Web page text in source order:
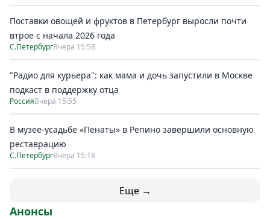
Поставки овощей и фруктов в Петербург выросли почти
втрое с начала 2026 года
С.ПетербургВчера 15:58
"Радио для курьера": как мама и дочь запустили в Москве
подкаст в поддержку отца
РоссияВчера 15:55
В музее-усадьбе «Пенаты» в Репино завершили основную
реставрацию
С.ПетербургВчера 15:18
Еще →
Анонсы